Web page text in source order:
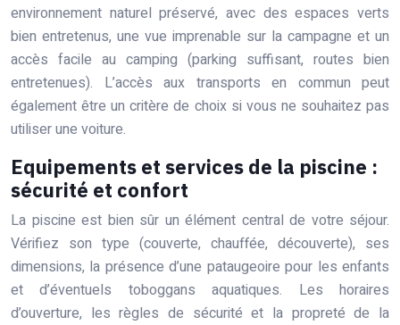
environnement naturel préservé, avec des espaces verts
bien entretenus, une vue imprenable sur la campagne et un
accès facile au camping (parking suffisant, routes bien
entretenues). L’accès aux transports en commun peut
également être un critère de choix si vous ne souhaitez pas
utiliser une voiture.
Equipements et services de la piscine :
sécurité et confort
La piscine est bien sûr un élément central de votre séjour.
Vérifiez son type (couverte, chauffée, découverte), ses
dimensions, la présence d’une pataugeoire pour les enfants
et d’éventuels toboggans aquatiques. Les horaires
d’ouverture, les règles de sécurité et la propreté de la